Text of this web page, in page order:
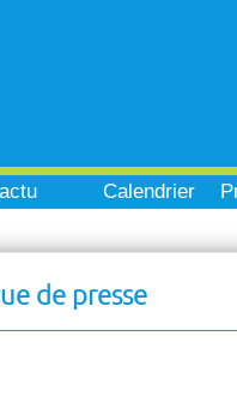
Calendrier
de presse